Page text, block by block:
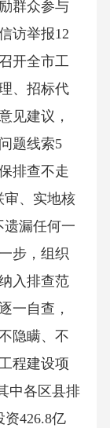
群众参与
访举报12
开全市工
、招标代
见建议，
题线索5
排查不走
审、实地核
遗漏任何一
步，组织
入排查范
一自查，
隐瞒、不
程建设项
中各区县排
资426.8亿